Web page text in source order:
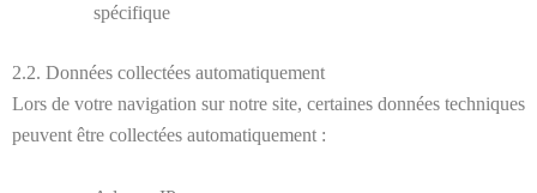
spécifique
2.2. Données collectées automatiquement
Lors de votre navigation sur notre site, certaines données techniques
peuvent être collectées automatiquement :